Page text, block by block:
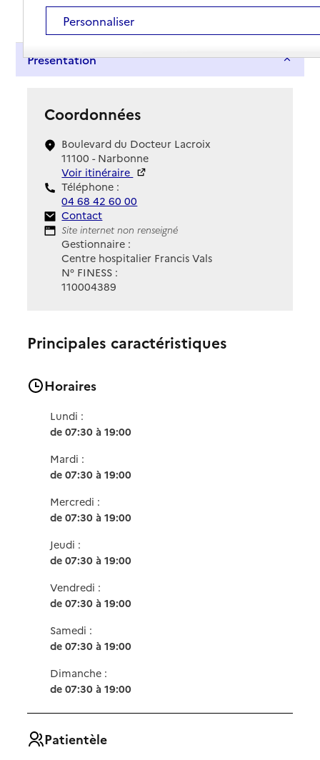
Tout déplier
Présentation
Coordonnées
Boulevard du Docteur Lacroix
11100 - Narbonne
Voir itinéraire
Téléphone :
04 68 42 60 00
Contact
Contact
Site Internet
Site internet non renseigné
Gestionnaire :
Centre hospitalier Francis Vals
N° FINESS :
110004389
Principales caractéristiques
Horaires
Lundi :
de 07:30 à 19:00
Mardi :
de 07:30 à 19:00
Mercredi :
de 07:30 à 19:00
Jeudi :
de 07:30 à 19:00
Vendredi :
de 07:30 à 19:00
Samedi :
de 07:30 à 19:00
Dimanche :
de 07:30 à 19:00
Patientèle
Personnaliser